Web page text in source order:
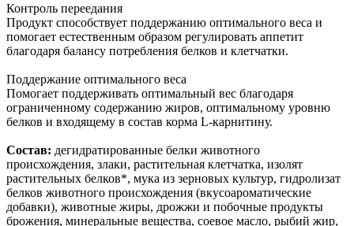
Контроль переедания
Продукт способствует поддержанию оптимального веса и
помогает естественным образом регулировать аппетит
благодаря балансу потребления белков и клетчатки.
Поддержание оптимального веса
Помогает поддерживать оптимальный вес благодаря
ограниченному содержанию жиров, оптимальному уровню
белков и входящему в состав корма L-карнитину.
Состав: дегидратированные белки животного
происхождения, злаки, растительная клетчатка, изолят
растительных белков*, мука из зерновых культур, гидролизат
белков животного происхождения (вкусоароматические
добавки), животные жиры, дрожжи и побочные продукты
брожения, минеральные вещества, соевое масло, рыбий жир,